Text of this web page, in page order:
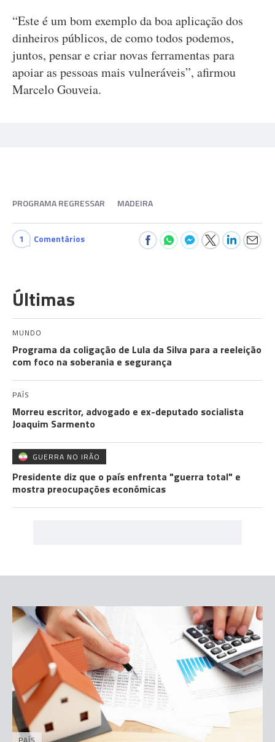
“Este é um bom exemplo da boa aplicação dos
dinheiros públicos, de como todos podemos,
juntos, pensar e criar novas ferramentas para
apoiar as pessoas mais vulneráveis”, afirmou
Marcelo Gouveia.
PROGRAMA REGRESSAR MADEIRA
1 Comentários
Últimas
MUNDO
Programa da coligação de Lula da Silva para a reeleição
com foco na soberania e segurança
PAÍS
Morreu escritor, advogado e ex-deputado socialista
Joaquim Sarmento
GUERRA NO IRÃO
Presidente diz que o país enfrenta "guerra total" e
mostra preocupações económicas
PAÍS